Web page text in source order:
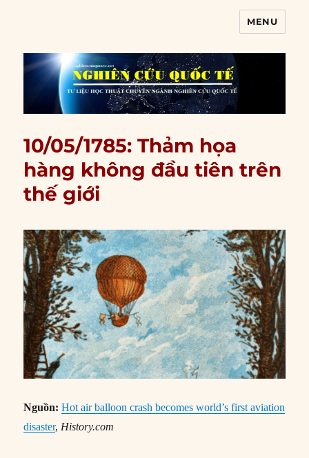
MENU
10/05/1785: Thảm họa
hàng không đầu tiên trên
thế giới
Nguồn:Hot air balloon crash becomes world’s first aviation
disaster, History.com